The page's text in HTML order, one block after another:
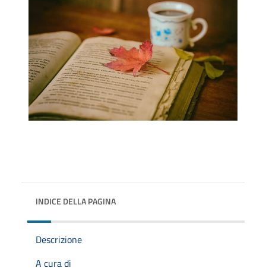
INDICE DELLA PAGINA
Descrizione
A cura di